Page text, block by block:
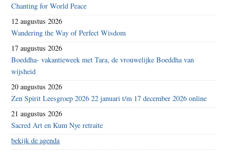
Chanting for World Peace
12 augustus 2026
Wandering the Way of Perfect Wisdom
17 augustus 2026
Boeddha- vakantieweek met Tara, de vrouwelijke Boeddha van
wijsheid
20 augustus 2026
Zen Spirit Leesgroep 2026 22 januari t/m 17 december 2026 online
21 augustus 2026
Sacred Art en Kum Nye retraite
bekijk de agenda